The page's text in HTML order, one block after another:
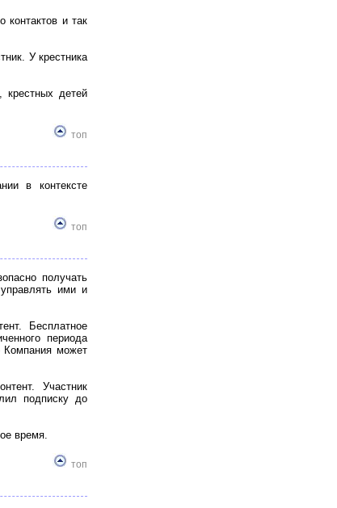
контактов и так
У крестника
крестных детей
топ
в контексте
топ
получать
ими и
Бесплатное
периода
Компания может
Участник
подписку до
время.
топ